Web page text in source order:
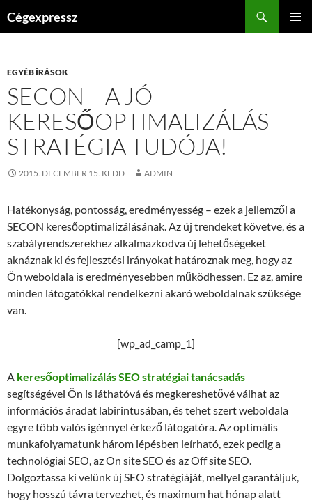
Cégexpressz
EGYÉB ÍRÁSOK
SECON – A JÓ
KERESŐOPTIMALIZÁLÁS
STRATÉGIA TUDÓJA!
2015. DECEMBER 15. KEDD ADMIN
Hatékonyság, pontosság, eredményesség – ezek a jellemzői a
SECON keresőoptimalizálásának. Az új trendeket követve, és a
szabályrendszerekhez alkalmazkodva új lehetőségeket
aknáznak ki és fejlesztési irányokat határoznak meg, hogy az
Ön weboldala is eredményesebben működhessen. Ez az, amire
minden látogatókkal rendelkezni akaró weboldalnak szüksége
van.
[wp_ad_camp_1]
A keresőoptimalizálás SEO stratégiai tanácsadás
segítségével Ön is láthatóvá és megkereshetővé válhat az
információs áradat labirintusában, és tehet szert weboldala
egyre több valós igénnyel érkező látogatóra. Az optimális
munkafolyamatunk három lépésben leírható, ezek pedig a
technológiai SEO, az On site SEO és az Off site SEO.
Dolgoztassa ki velünk új SEO stratégiáját, mellyel garantáljuk,
hogy hosszú távra tervezhet, és maximum hat hónap alatt